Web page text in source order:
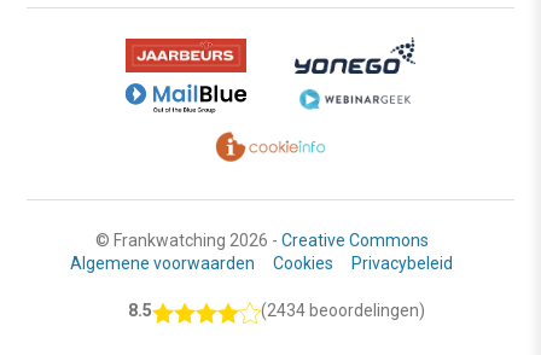
© Frankwatching 2026 - Creative Commons
Algemene voorwaarden
Cookies Privacybeleid
8.5 (2434 beoordelingen)